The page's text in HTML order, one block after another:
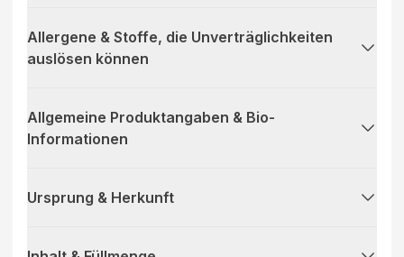
Allergene & Stoffe, die Unverträglichkeiten
auslösen können
Allgemeine Produktangaben & Bio-
Informationen
Ursprung & Herkunft